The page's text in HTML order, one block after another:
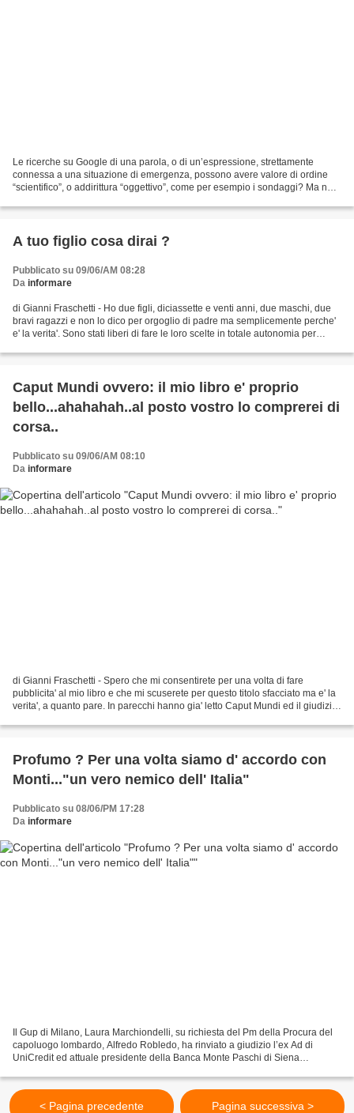
Le ricerche su Google di una parola, o di un’espressione, strettamente
connessa a una situazione di emergenza, possono avere valore di ordine
“scientifico”, o addirittura “oggettivo”, come per esempio i sondaggi? Ma noi
A tuo figlio cosa dirai ?
Pubblicato su 09/06/AM 08:28
Da informare
di Gianni Fraschetti - Ho due figli, diciassette e venti anni, due maschi, due
bravi ragazzi e non lo dico per orgoglio di padre ma semplicemente perche'
e' la verita'. Sono stati liberi di fare le loro scelte in totale autonomia per
Caput Mundi ovvero: il mio libro e' proprio
bello...ahahahah..al posto vostro lo comprerei di
corsa..
Pubblicato su 09/06/AM 08:10
Da informare
di Gianni Fraschetti - Spero che mi consentirete per una volta di fare
pubblicita' al mio libro e che mi scuserete per questo titolo sfacciato ma e' la
verita', a quanto pare. In parecchi hanno gia' letto Caput Mundi ed il giudizio
Profumo ? Per una volta siamo d' accordo con
Monti..."un vero nemico dell' Italia"
Pubblicato su 08/06/PM 17:28
Da informare
Il Gup di Milano, Laura Marchiondelli, su richiesta del Pm della Procura del
capoluogo lombardo, Alfredo Robledo, ha rinviato a giudizio l’ex Ad di
UniCredit ed attuale presidente della Banca Monte Paschi di Siena
< Pagina precedente Pagina successiva >